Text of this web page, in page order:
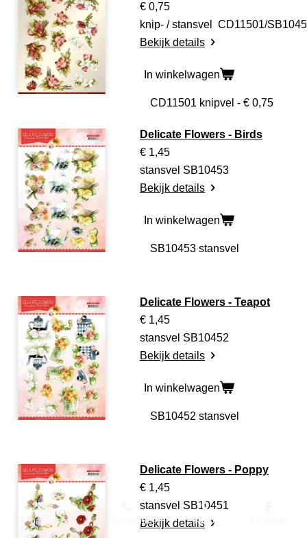
€ 0,75
knip- / stansvel CD11501/SB1045
Bekijk details
In winkelwagen
Delicate Flowers - Birds
€ 1,45
stansvel SB10453
Bekijk details
In winkelwagen
Delicate Flowers - Teapot
€ 1,45
stansvel SB10452
Bekijk details
In winkelwagen
Delicate Flowers - Poppy
€ 1,45
stansvel SB10451
Bekijk details
E-mailadres Telefoonnummer Kaart